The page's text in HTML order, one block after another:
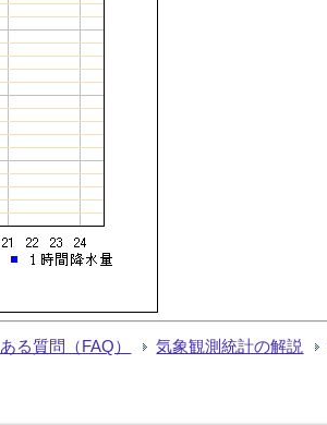
る質問（FAQ） 気象観測統計の解説